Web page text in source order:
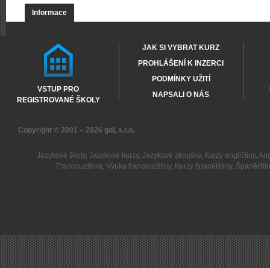
Informace
VSTUP PRO
REGISTROVANÉ ŠKOLY
JAK SI VYBRAT KURZ
PROHLÁŠENÍ K INZERCI
PODMÍNKY UŽITÍ
NAPSALI O NÁS
Copyright © 2001 – 2026 gdi, s.r.o.
Jazykové školy, Jazykové kurzy, Jazykové zkoušky, Kurzy angličtiny,
Francouzština,Výuka francouzštiny, Kurzy španělštiny,